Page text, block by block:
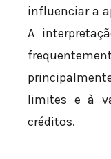
influenciar a
A
limites e à
créditos.